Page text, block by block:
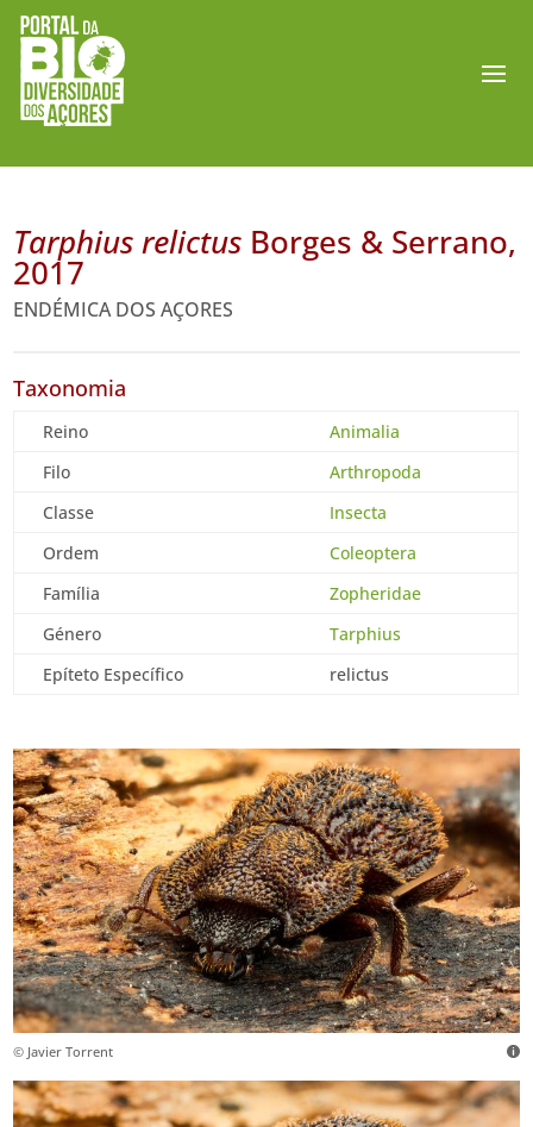
Tarphius relictus Borges & Serrano,
2017
ENDÉMICA DOS AÇORES
Taxonomia
Reino
Animalia
Filo
Arthropoda
Classe
Insecta
Ordem
Coleoptera
Família
Zopheridae
Género
Tarphius
Epíteto Específico
relictus
© Javier Torrent